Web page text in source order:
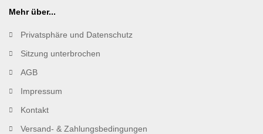
Mehr über...
Privatsphäre und Datenschutz
Sitzung unterbrochen
AGB
Impressum
Kontakt
Versand- & Zahlungsbedingungen